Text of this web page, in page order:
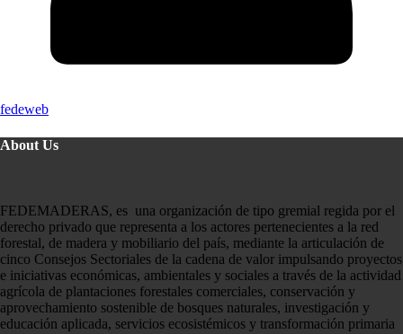
fedeweb
About Us
FEDEMADERAS, es una organización de tipo gremial regida por el
derecho privado que representa a los actores pertenecientes a la red
forestal, de madera y mobiliario del país, mediante la articulación de
cinco Consejos Sectoriales de la cadena de valor impulsando proyectos
e iniciativas económicas, ambientales y sociales a través de la actividad
agrícola de plantaciones forestales comerciales, conservación y
aprovechamiento sostenible de bosques naturales, investigación y
educación aplicada, servicios ecosistémicos y transformación primaria